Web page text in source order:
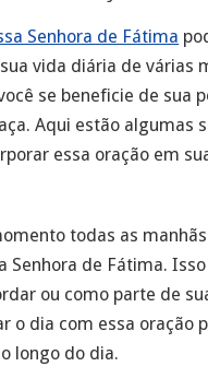
Senhora de Fátima
vida diária de várias
se beneficie de sua
Aqui estão algumas
essa oração em
todas as
Senhora de Fátima.
ou como parte de
o dia com essa oração
longo do dia.